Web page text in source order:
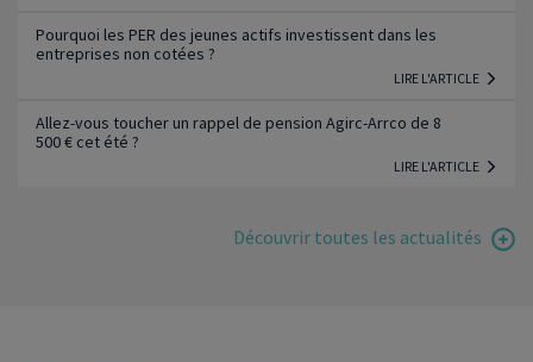
Pourquoi les PER des jeunes actifs investissent dans les
entreprises non cotées ?
LIRE L'ARTICLE
Allez-vous toucher un rappel de pension Agirc-Arrco de 8
500 € cet été ?
LIRE L'ARTICLE
Découvrir toutes les actualités